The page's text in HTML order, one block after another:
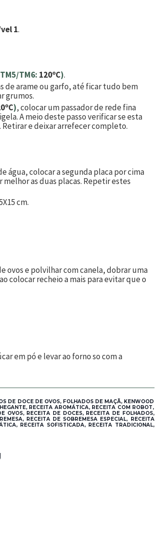
1.
TM6: 120ºC).
de arame ou garfo, até ficar tudo bem
grumos.
), colocar um passador de rede fina
A meio deste passo verificar se esta
Retirar e deixar arrefecer completo.
água, colocar a segunda placa por cima
as duas placas. Repetir estes
cm.
ovos e polvilhar com canela, dobrar uma
colocar recheio a mais para evitar que o
em pó e levar ao forno so com a
DE DOCE DE OVOS, FOLHADOS DE MAÇÃ, KENWOOD
RECEITA AROMÁTICA, RECEITA COM ROBOT,
OVOS, RECEITA DE DOCES, RECEITA DE FOLHADOS,
RECEITA DE SOBREMESA ESPECIAL, RECEITA
RECEITA SOFISTICADA, RECEITA TRADICIONAL,